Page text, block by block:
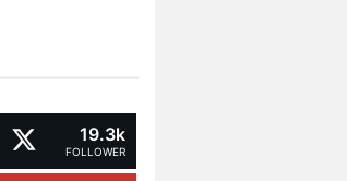
19.3k
FOLLOWER